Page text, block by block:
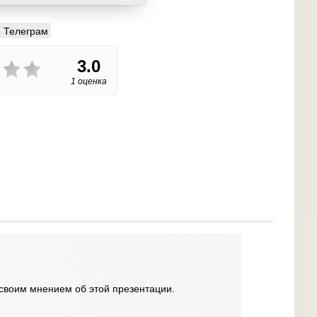
Телеграм
3.0
1 оценка
мнением об этой презентации.